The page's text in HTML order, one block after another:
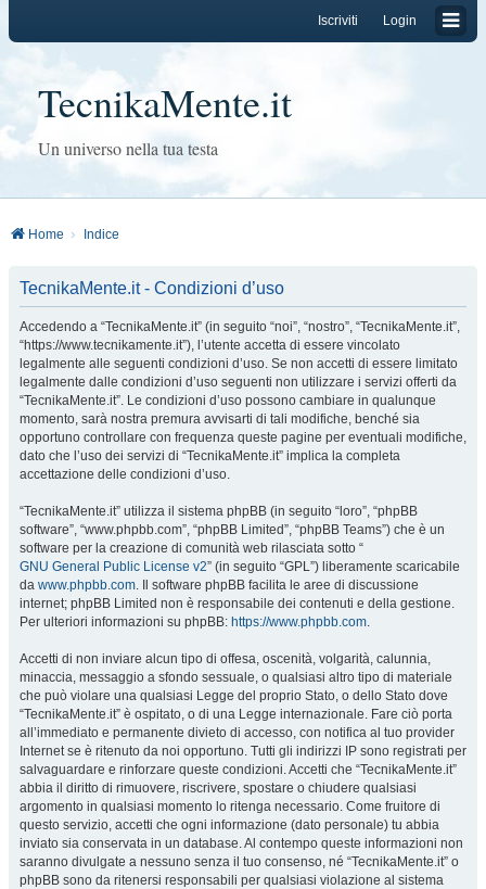
Login
Iscriviti
TecnikaMente.it
Un universo nella tua testa
Home Indice
TecnikaMente.it - Condizioni d’uso
Accedendo a “TecnikaMente.it” (in seguito “noi”, “nostro”, “TecnikaMente.it”,
“https://www.tecnikamente.it”), l’utente accetta di essere vincolato
legalmente alle seguenti condizioni d’uso. Se non accetti di essere limitato
legalmente dalle condizioni d’uso seguenti non utilizzare i servizi offerti da
“TecnikaMente.it”. Le condizioni d’uso possono cambiare in qualunque
momento, sarà nostra premura avvisarti di tali modifiche, benché sia
opportuno controllare con frequenza queste pagine per eventuali modifiche,
dato che l’uso dei servizi di “TecnikaMente.it” implica la completa
accettazione delle condizioni d’uso.
“TecnikaMente.it” utilizza il sistema phpBB (in seguito “loro”, “phpBB
software”, “www.phpbb.com”, “phpBB Limited”, “phpBB Teams”) che è un
software per la creazione di comunità web rilasciata sotto “
GNU General Public License v2” (in seguito “GPL”) liberamente scaricabile
da www.phpbb.com. Il software phpBB facilita le aree di discussione
internet; phpBB Limited non è responsabile dei contenuti e della gestione.
Per ulteriori informazioni su phpBB: https://www.phpbb.com.
Accetti di non inviare alcun tipo di offesa, oscenità, volgarità, calunnia,
minaccia, messaggio a sfondo sessuale, o qualsiasi altro tipo di materiale
che può violare una qualsiasi Legge del proprio Stato, o dello Stato dove
“TecnikaMente.it” è ospitato, o di una Legge internazionale. Fare ciò porta
all’immediato e permanente divieto di accesso, con notifica al tuo provider
Internet se è ritenuto da noi opportuno. Tutti gli indirizzi IP sono registrati per
salvaguardare e rinforzare queste condizioni. Accetti che “TecnikaMente.it”
abbia il diritto di rimuovere, riscrivere, spostare o chiudere qualsiasi
argomento in qualsiasi momento lo ritenga necessario. Come fruitore di
questo servizio, accetti che ogni informazione (dato personale) tu abbia
inviato sia conservata in un database. Al contempo queste informazioni non
saranno divulgate a nessuno senza il tuo consenso, né “TecnikaMente.it” o
phpBB sono da ritenersi responsabili per qualsiasi violazione al sistema